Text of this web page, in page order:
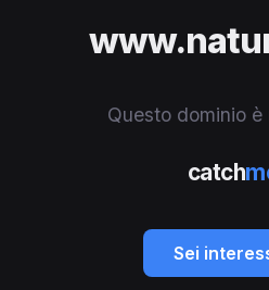
Questo dominio
catch
Sei